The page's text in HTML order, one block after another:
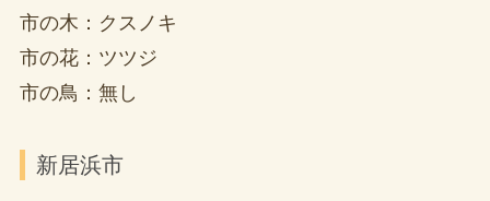
市の木：クスノキ
市の花：ツツジ
市の鳥：無し
新居浜市